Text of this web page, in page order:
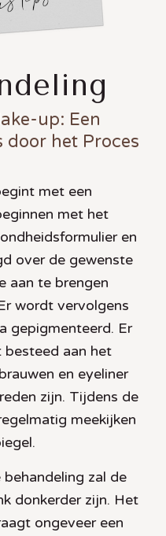
up: Een
door het Proces
met een
met het
en
over de gewenste
aan te brengen
wordt vervolgens
gepigmenteerd. Er
aan het
en eyeliner
zijn. Tijdens de
meekijken
zal de
donkerder zijn. Het
ongeveer een